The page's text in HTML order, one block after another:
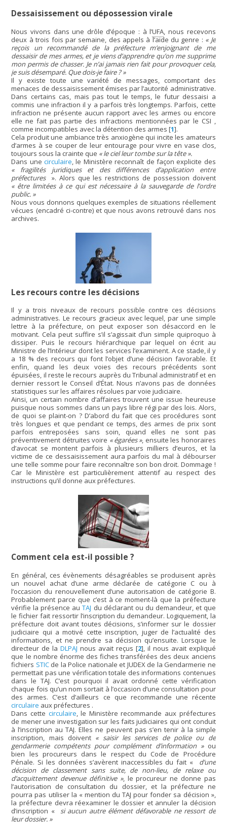
Dessaisissement ou dépossession virale
Nous vivons dans une drôle d’époque : à l’UFA, nous recevons
deux à trois fois par semaine, des appels à l’aide du genre : « Je
reçois un recommandé de la préfecture m’enjoignant de me
dessaisir de mes armes, et je viens d’apprendre qu’on me supprime
mon permis de chasser. Je n’ai jamais rien fait pour provoquer cela,
je suis désemparé. Que dois-je faire ? »
Il y existe toute une variété de messages, comportant des
menaces de dessaisissement émises par l’autorité administrative.
Dans certains cas, mais pas tout le temps, le futur dessaisi a
commis une infraction il y a parfois très longtemps. Parfois, cette
infraction ne présente aucun rapport avec les armes ou encore
elle ne fait pas partie des infractions mentionnées par le CSI ,
comme incompatibles avec la détention des armes [1].
Cela produit une ambiance très anxiogène qui incite les amateurs
d’armes à se couper de leur entourage pour vivre en vase clos,
toujours sous la crainte que « le ciel leur tombe sur la tête ».
Dans unecirculaire, le Ministère reconnaît de façon explicite des
« fragilités juridiques et des différences d’application entre
préfectures
». Alors que les restrictions de possession doivent
« être limitées à ce qui est nécessaire à la sauvegarde de l’ordre
public. »
Nous vous donnons quelques exemples de situations réellement
vécues (encadré ci-contre) et que nous avons retrouvé dans nos
archives.
Les recours contre les décisions
Il y a trois niveaux de recours possible contre ces décisions
administratives. Le recours gracieux avec lequel, par une simple
lettre à la préfecture, on peut exposer son désaccord en le
motivant. Cela peut suffire s’il s’agissait d’un simple quiproquo à
dissiper. Puis le recours hiérarchique par lequel on écrit au
Ministre de l’Intérieur dont les services l’examinent. A ce stade, il y
a 18 % des recours qui font l’objet d’une décision favorable. Et
enfin, quand les deux voies des recours précédents sont
épuisées, il reste le recours auprès du Tribunal administratif et en
dernier ressort le Conseil d’État. Nous n’avons pas de données
statistiques sur les affaires résolues par voie judiciaire.
Ainsi, un certain nombre d’affaires trouvent une issue heureuse
puisque nous sommes dans un pays libre régi par des lois. Alors,
de quoi se plaint-on ? D’abord du fait que ces procédures sont
très longues et que pendant ce temps, des armes de prix sont
parfois entreposées sans soin, quand elles ne sont pas
préventivement détruites voire « égarées », ensuite les honoraires
d’avocat se montent parfois à plusieurs milliers d’euros, et la
victime de ce dessaisissement aura parfois du mal à débourser
une telle somme pour faire reconnaître son bon droit. Dommage !
Car le Ministère est particulièrement attentif au respect des
instructions qu’il donne aux préfectures.
Comment cela est-il possible ?
En général, ces évènements désagréables se produisent après
un nouvel achat d’une arme déclarée de catégorie C ou à
l’occasion du renouvellement d’une autorisation de catégorie B.
Probablement parce que c’est à ce moment-là que la préfecture
vérifie la présence auTAJ du déclarant ou du demandeur, et que
le fichier fait ressortir l’inscription du demandeur. Logiquement, la
préfecture doit avant toutes décisions, s’informer sur le dossier
judiciaire qui a motivé cette inscription, juger de l’actualité des
informations, et ne prendre sa décision qu’ensuite. Lorsque le
directeur de laDLPAJ nous avait reçus [2], il nous avait expliqué
que le nombre énorme des fiches transférées des deux anciens
fichiers STICde la Police nationale et JUDEX de la Gendarmerie ne
permettait pas une vérification totale des informations contenues
dans le TAJ. C’est pourquoi il avait ordonné cette vérification
chaque fois qu’un nom sortait à l’occasion d’une consultation pour
des armes. C’est d’ailleurs ce que recommande une récente
circulaire aux préfectures .
Dans cette circulaire, le Ministère recommande aux préfectures
de mener une investigation sur les faits judiciaires qui ont conduit
à l’inscription au TAJ. Elles ne peuvent pas s’en tenir à la simple
inscription, mais doivent « saisir les services de police ou de
gendarmerie compétents pour complément d’information »ou
bien les procureurs dans le respect du Code de Procédure
Pénale. Si les données s’avèrent inaccessibles du fait «
d’une
décision de classement sans suite, de non-lieu, de relaxe ou
d’acquittement devenue définitive », le procureur ne donne pas
l’autorisation de consultation du dossier, et la préfecture ne
pourra pas utiliser la « mention du TAJ pour fonder sa décision »,
la préfecture devra réexaminer le dossier et annuler la décision
d’inscription «
si aucun autre élément défavorable ne ressort de
leur dossier. »